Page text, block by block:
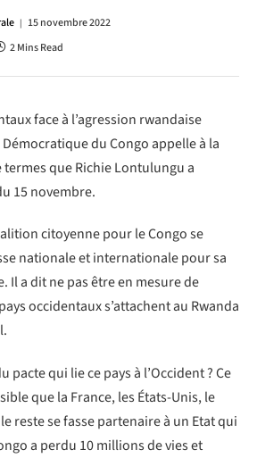
15 novembre 2022
2 Mins Read
face à l’agression rwandaise
du Congo appelle à la
termes que Richie Lontulungu a
15 novembre.
citoyenne pour le Congo se
nationale et internationale pour sa
a dit ne pas être en mesure de
occidentaux s’attachent au Rwanda
pacte qui lie ce pays à l’Occident ? Ce
que la France, les États-Unis, le
reste se fasse partenaire à un Etat qui
a perdu 10 millions de vies et